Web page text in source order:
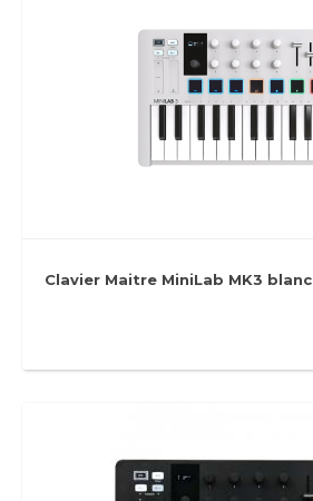
Clavier Maitre MiniLab MK3 blanc